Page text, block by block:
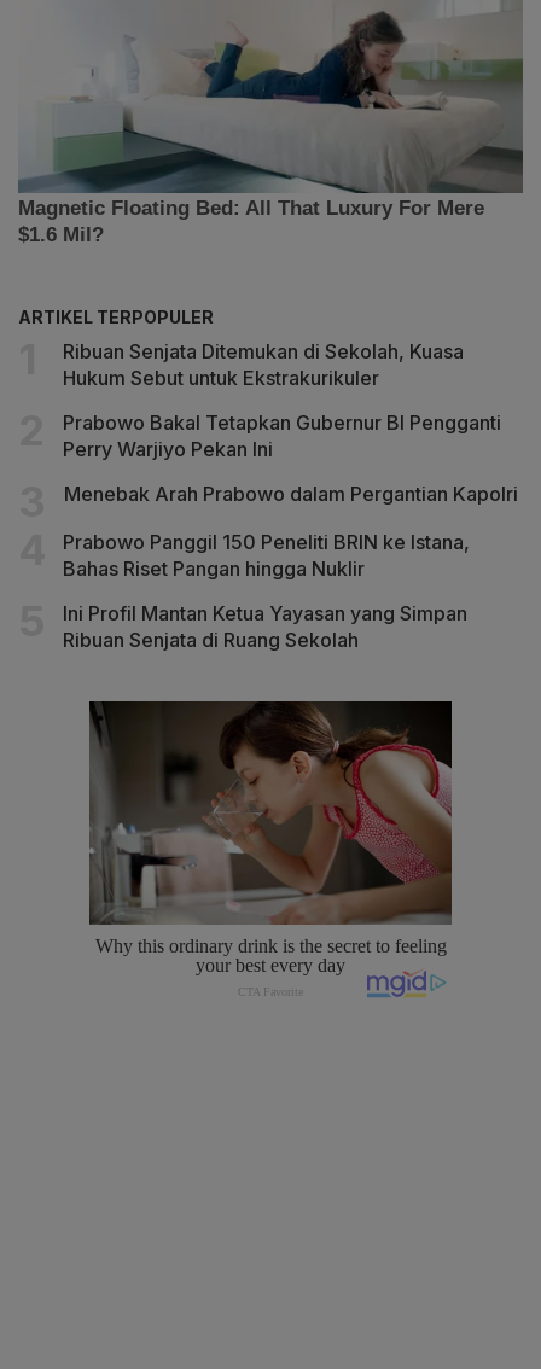
ARTIKEL TERPOPULER
Ribuan Senjata Ditemukan di Sekolah, Kuasa
Hukum Sebut untuk Ekstrakurikuler
Prabowo Bakal Tetapkan Gubernur BI Pengganti
Perry Warjiyo Pekan Ini
Menebak Arah Prabowo dalam Pergantian Kapolri
Prabowo Panggil 150 Peneliti BRIN ke Istana,
Bahas Riset Pangan hingga Nuklir
Ini Profil Mantan Ketua Yayasan yang Simpan
Ribuan Senjata di Ruang Sekolah